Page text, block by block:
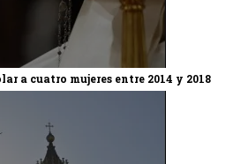
a cuatro mujeres entre 2014 y 2018